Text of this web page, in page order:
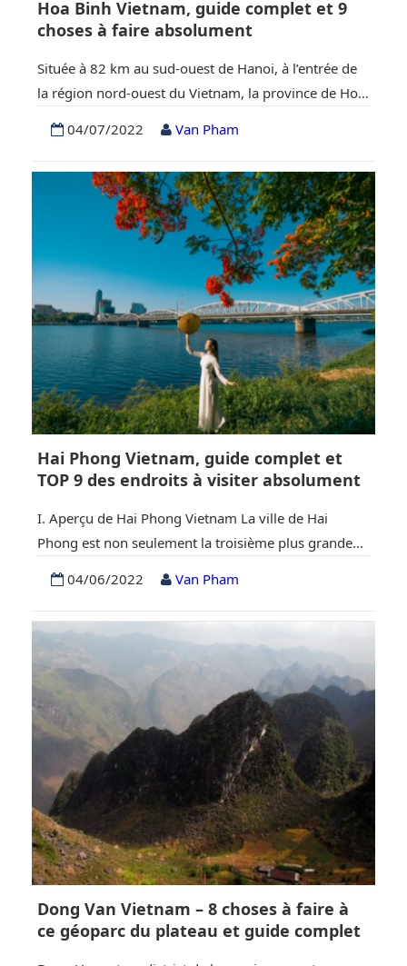
Hoa Binh Vietnam, guide complet et 9
choses à faire absolument
Située à 82 km au sud-ouest de Hanoi, à l’entrée de
la région nord-ouest du Vietnam, la province de Hoa
Muong, avec de nombreuses caractéristiques
culturelles, reliques historiques et paysages
significatifs. Récemment, la province s’est
rapidement fait un nom dans le domaine de
l’écotourisme et du…
04/07/2022 Van Pham
Hai Phong Vietnam, guide complet et
TOP 9 des endroits à visiter absolument
I. Aperçu de Hai Phong Vietnam La ville de Hai
Phong est non seulement la troisième plus grande
économique, social et culturel du pays. Hai Phong
attire les touristes par ses plages immaculées, ses
bâtiments anciens et l’hospitalité et la gentillesse de
ses habitants. Si vous n’avez…
04/06/2022 Van Pham
Dong Van Vietnam – 8 choses à faire à
ce géoparc du plateau et guide complet